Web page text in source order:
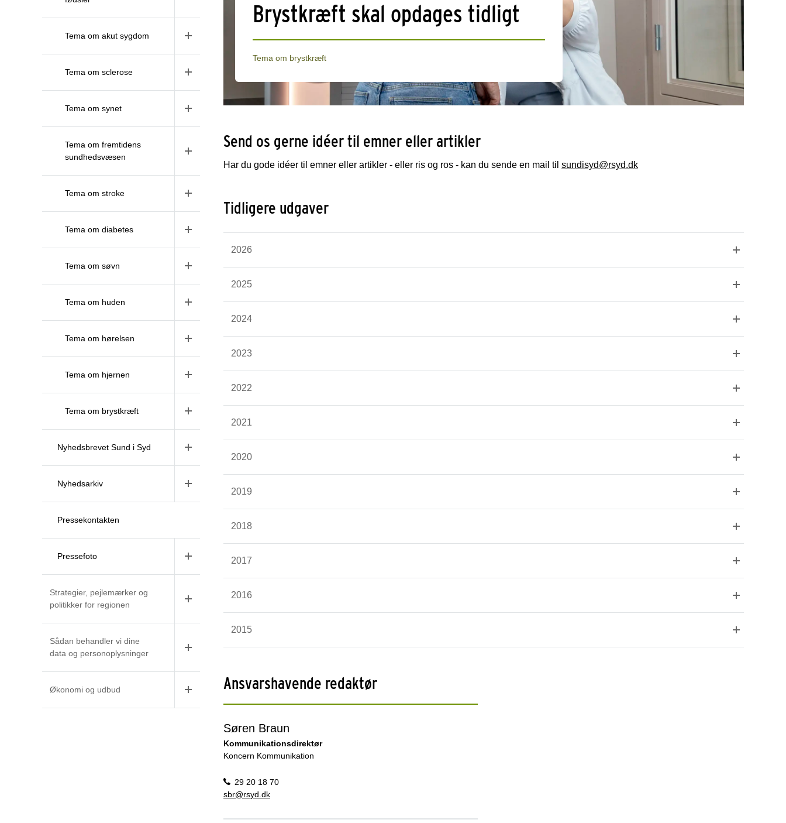
Tema om akut sygdom
Tema om sclerose
Tema om synet
Tema om fremtidens
sundhedsvæsen
Tema om stroke
Tema om diabetes
Tema om søvn
Tema om huden
Tema om hørelsen
Tema om hjernen
Tema om brystkræft
Nyhedsbrevet Sund i Syd
Nyhedsarkiv
Pressekontakten
Pressefoto
Strategier, pejlemærker og
politikker for regionen
Sådan behandler vi dine
data og personoplysninger
Økonomi og udbud
Brystkræft skal opdages tidligt
Tema om brystkræft
Send os gerne idéer til emner eller artikler
Har du gode idéer til emner eller artikler - eller ris og ros - kan du sende en mail til sundisyd@rsyd.dk
Tidligere udgaver
2026
2025
2024
2023
2022
2021
2020
2019
2018
2017
2016
2015
Ansvarshavende redaktør
Søren Braun
Kommunikationsdirektør
Koncern Kommunikation
29 20 18 70
sbr@rsyd.dk